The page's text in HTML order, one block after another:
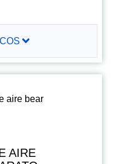
AIRE